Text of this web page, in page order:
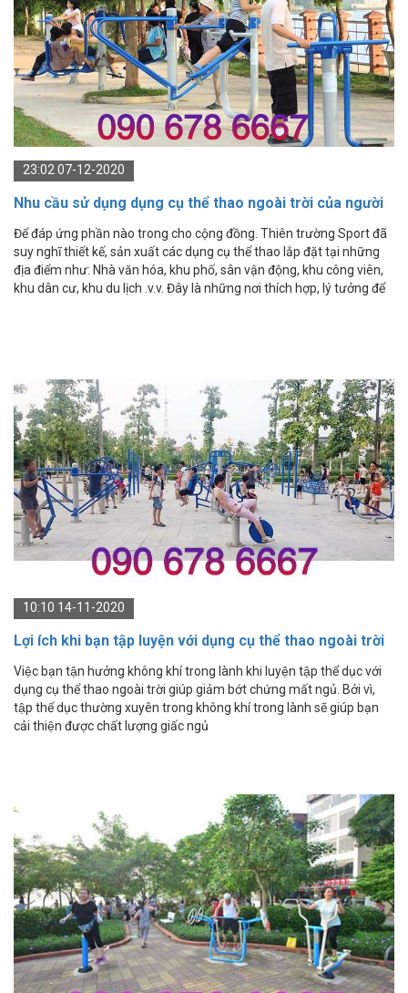
23:02 07-12-2020
Nhu cầu sử dụng dụng cụ thể thao ngoài trời của người
dân Việt Nam
Để đáp ứng phần nào trong cho cộng đồng. Thiên trường Sport đã
suy nghĩ thiết kế, sản xuất các dụng cụ thể thao lắp đặt tại những
địa điểm như: Nhà văn hóa, khu phố, sân vận động, khu công viên,
khu dân cư, khu du lịch .v.v. Đây là những nơi thích hợp, lý tưởng để
10:10 14-11-2020
Lợi ích khi bạn tập luyện với dụng cụ thể thao ngoài trời
Việc bạn tận hưởng không khí trong lành khi luyện tập thể dục với
dụng cụ thể thao ngoài trời giúp giảm bớt chứng mất ngủ. Bởi vì,
tập thể dục thường xuyên trong không khí trong lành sẽ giúp bạn
cải thiện được chất lượng giấc ngủ